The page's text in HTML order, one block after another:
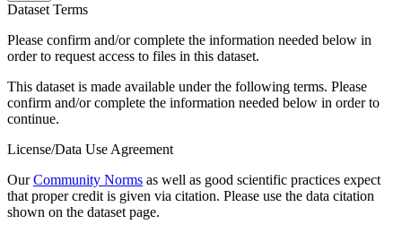
Dataset Terms
Please confirm and/or complete the information needed below in
order to request access to files in this dataset.
This dataset is made available under the following terms. Please
confirm and/or complete the information needed below in order to
continue.
License/Data Use Agreement
OurCommunity Norms as well as good scientific practices expect
that proper credit is given via citation. Please use the data citation
shown on the dataset page.